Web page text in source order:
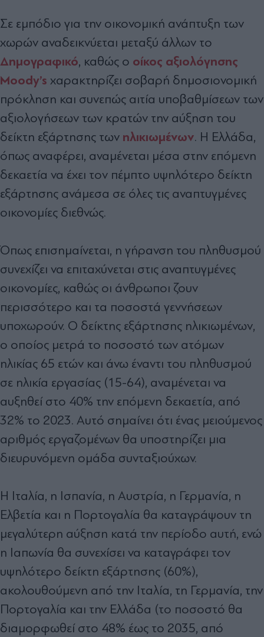
Σε εμπόδιο για την οικονομική ανάπτυξη των
χωρών αναδεικνύεται μεταξύ άλλων το
Δημογραφικό, καθώς ο οίκος αξιολόγησης
Moody’s χαρακτηρίζει σοβαρή δημοσιονομική
πρόκληση και συνεπώς αιτία υποβαθμίσεων των
αξιολογήσεων των κρατών την αύξηση του
δείκτη εξάρτησης των ηλικιωμένων. Η Ελλάδα,
όπως αναφέρει, αναμένεται μέσα στην επόμενη
δεκαετία να έχει τον πέμπτο υψηλότερο δείκτη
εξάρτησης ανάμεσα σε όλες τις αναπτυγμένες
οικονομίες διεθνώς.
Όπως επισημαίνεται, η γήρανση του πληθυσμού
συνεχίζει να επιταχύνεται στις αναπτυγμένες
οικονομίες, καθώς οι άνθρωποι ζουν
περισσότερο και τα ποσοστά γεννήσεων
υποχωρούν. Ο δείκτης εξάρτησης ηλικιωμένων,
ο οποίος μετρά το ποσοστό των ατόμων
ηλικίας 65 ετών και άνω έναντι του πληθυσμού
σε ηλικία εργασίας (15-64), αναμένεται να
αυξηθεί στο 40% την επόμενη δεκαετία, από
32% το 2023. Αυτό σημαίνει ότι ένας μειούμενος
αριθμός εργαζομένων θα υποστηρίζει μια
διευρυνόμενη ομάδα συνταξιούχων.
Η Ιταλία, η Ισπανία, η Αυστρία, η Γερμανία, η
Ελβετία και η Πορτογαλία θα καταγράψουν τη
μεγαλύτερη αύξηση κατά την περίοδο αυτή, ενώ
η Ιαπωνία θα συνεχίσει να καταγράφει τον
υψηλότερο δείκτη εξάρτησης (60%),
ακολουθούμενη από την Ιταλία, τη Γερμανία, την
Πορτογαλία και την Ελλάδα (το ποσοστό θα
διαμορφωθεί στο 48% έως το 2035, από